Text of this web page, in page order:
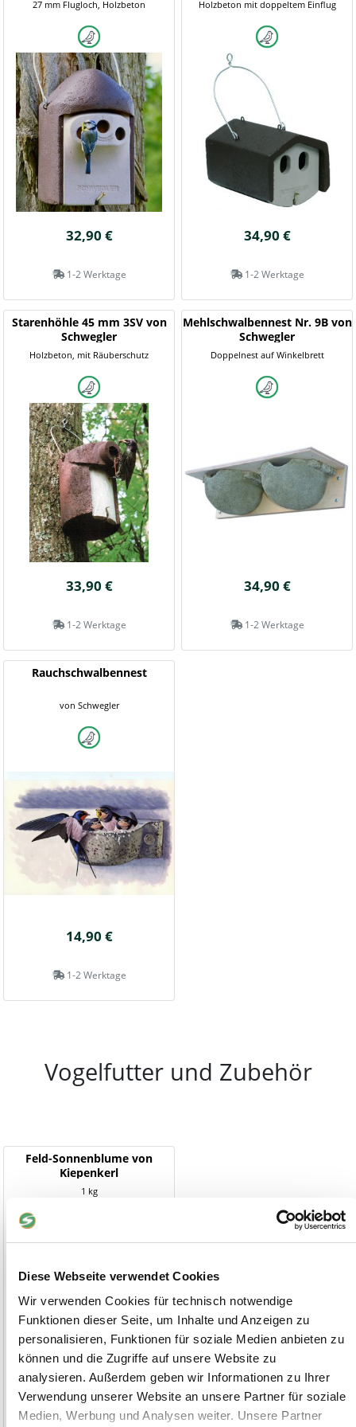
Diese Webseite verwendet Cookies
Wir verwenden Cookies für technisch notwendige
Funktionen dieser Seite, um Inhalte und Anzeigen zu
personalisieren, Funktionen für soziale Medien anbieten zu
können und die Zugriffe auf unsere Website zu
analysieren. Außerdem geben wir Informationen zu Ihrer
Verwendung unserer Website an unsere Partner für soziale
Medien, Werbung und Analysen weiter. Unsere Partner
27 mm Flugloch, Holzbeton
32,90 €
1-2 Werktage
Holzbeton mit doppeltem Einflug
34,90 €
1-2 Werktage
Starenhöhle 45 mm 3SV von
Schwegler
Holzbeton, mit Räuberschutz
33,90 €
1-2 Werktage
Mehlschwalbennest Nr. 9B von
Schwegler
Doppelnest auf Winkelbrett
34,90 €
1-2 Werktage
Rauchschwalbennest
von Schwegler
14,90 €
1-2 Werktage
Vogelfutter und Zubehör
Feld-Sonnenblume von
Kiepenkerl
1 kg
10,90 € (10,90 €/kg)